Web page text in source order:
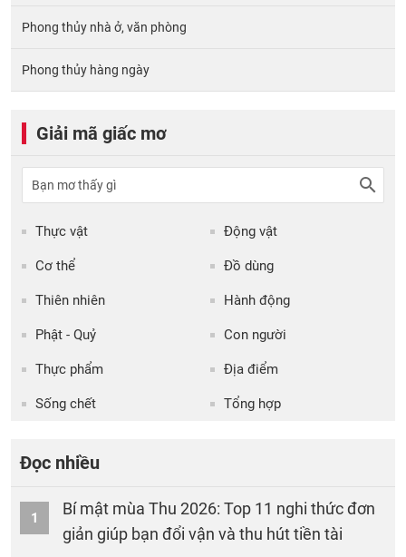
Phong thủy nhà ở, văn phòng
Phong thủy hàng ngày
Giải mã giấc mơ
Thực vật Động vật
Cơ thể Đồ dùng
Thiên nhiên Hành động
Phật - Quỷ Con người
Thực phẩm Địa điểm
Sống chết Tổng hợp
Đọc nhiều
1
Bí mật mùa Thu 2026: Top 11 nghi thức đơn
giản giúp bạn đổi vận và thu hút tiền tài